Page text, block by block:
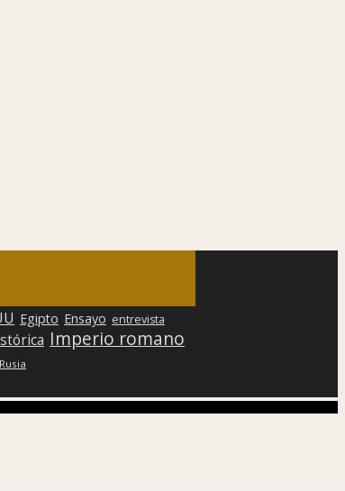
Egipto Ensayo entrevista
Imperio romano
Rusia